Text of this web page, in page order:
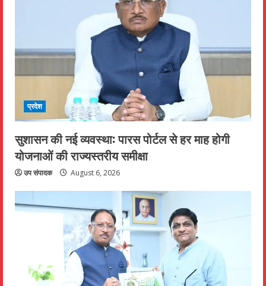
प्रदेश
सुशासन की नई व्यवस्था: पारस पोर्टल से हर माह होगी
योजनाओं की राज्यस्तरीय समीक्षा
उप संपादक August 6, 2026